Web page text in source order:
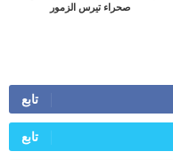
صحراء تيرس الزمور
تابع
تابع